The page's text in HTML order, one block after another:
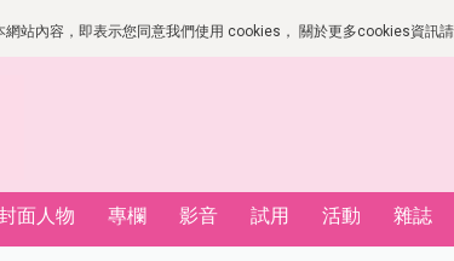
站內容，即表示您同意我們使用 cookies， 關於更多cookies資訊
面人物 專欄 影音 試用 活動 雜誌